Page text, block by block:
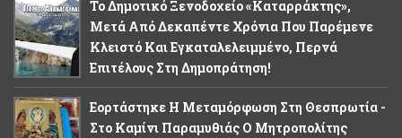
Το Δημοτικό Ξενοδοχείο «Καταρράκτης»,
Μετά Από Δεκαπέντε Χρόνια Που Παρέμενε
Κλειστό Και Εγκαταλελειμμένο, Περνά
Επιτέλους Στη Δημοπράτηση!
Εορτάστηκε Η Μεταμόρφωση Στη Θεσπρωτία -
Στο Καμίνι Παραμυθιάς Ο Μητροπολίτης